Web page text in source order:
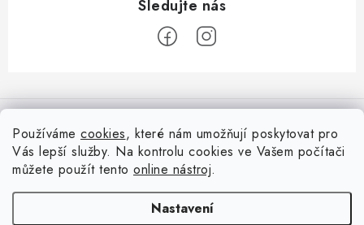
Používáme cookies, které nám umožňují poskytovat pro
Vás lepší služby. Na kontrolu cookies ve Vašem počítači
můžete použít tento online nástroj.
Nastavení
á
Doprava
Nepřehlédněte
Blog s nápady a návody